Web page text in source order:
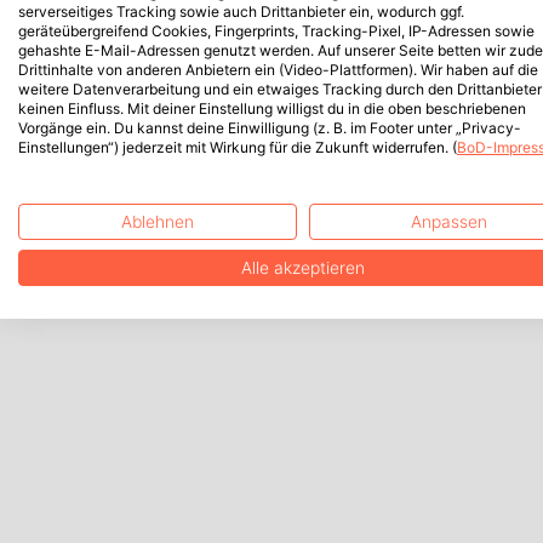
serverseitiges Tracking sowie auch Drittanbieter ein, wodurch ggf.
geräteübergreifend Cookies, Fingerprints, Tracking-Pixel, IP-Adressen sowie
gehashte E-Mail-Adressen genutzt werden. Auf unserer Seite betten wir
Drittinhalte von anderen Anbietern ein (Video-Plattformen). Wir haben auf die
weitere Datenverarbeitung und ein etwaiges Tracking durch den Drittanbieter
keinen Einfluss. Mit deiner Einstellung willigst du in die oben beschriebenen
Vorgänge ein. Du kannst deine Einwilligung (z. B. im Footer unter „Privacy-
Einstellungen“) jederzeit mit Wirkung für die Zukunft widerrufen. (BoD-
Ablehnen Anpassen
Alle akzeptieren